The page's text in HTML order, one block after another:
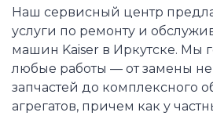
Наш сервисный центр
услуги по ремонту и
машин Kaiser в Иркутске. Мы
любые работы — от замены
запчастей до комплексного
агрегатов, причем как у